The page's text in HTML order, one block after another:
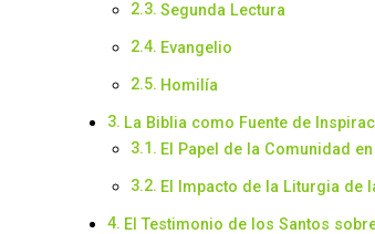
Segunda Lectura
Evangelio
Homilía
La Biblia como Fuente de
El Papel de la Comunidad
El Impacto de la Liturgia de
El Testimonio de los Santos